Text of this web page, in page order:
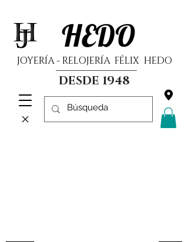
HEDO
JOYERÍA - RELOJERÍA FÉLIX HEDO
DESDE 1948